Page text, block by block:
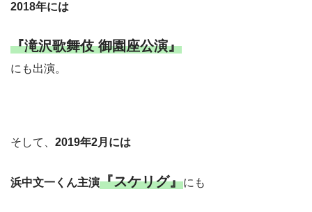
2018年には
『滝沢歌舞伎 御園座公演』
にも出演。
そして、 2019年2月には
浜中文一くん主演『スケリグ』にも